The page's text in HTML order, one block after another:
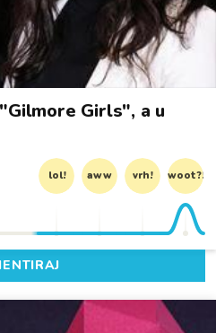
Girls", a u
lol! aww vrh! woot?!